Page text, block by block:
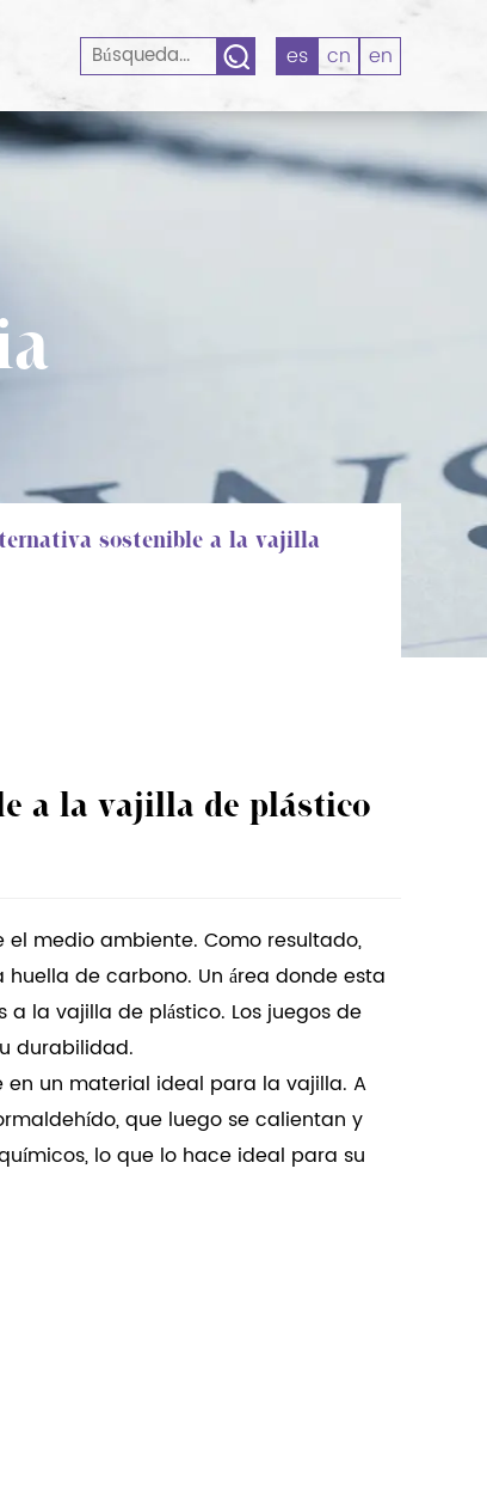
es cn en
sostenible a la vajilla
a la vajilla de plástico
medio ambiente. Como resultado,
de carbono. Un área donde esta
la vajilla de plástico. Los juegos de
durabilidad.
un material ideal para la vajilla. A
que luego se calientan y
lo que lo hace ideal para su